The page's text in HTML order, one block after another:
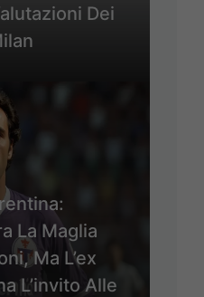
Dei
La Maglia
Ma L’ex
L’invito Alle